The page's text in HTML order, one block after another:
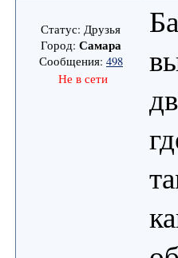
Статус: Друзья
Город: Самара
Сообщения: 498
Не в сети